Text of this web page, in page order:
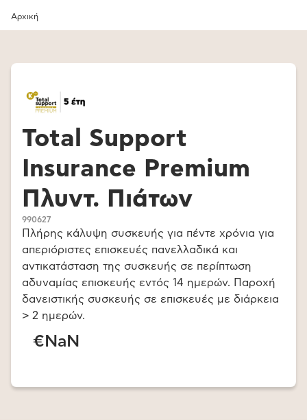
Αρχική
Total Support
Insurance Premium
Πλυντ. Πιάτων
990627
Πλήρης κάλυψη συσκευής για πέντε χρόνια για
απεριόριστες επισκευές πανελλαδικά και
αντικατάσταση της συσκευής σε περίπτωση
αδυναμίας επισκευής εντός 14 ημερών. Παροχή
δανειστικής συσκευής σε επισκευές με διάρκεια
> 2 ημερών.
€NaN